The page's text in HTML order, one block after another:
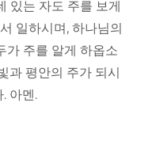
있는 자도 주를 보게
일하시며, 하나님의
가 주를 알게 하옵소
과 평안의 주가 되시
아멘.